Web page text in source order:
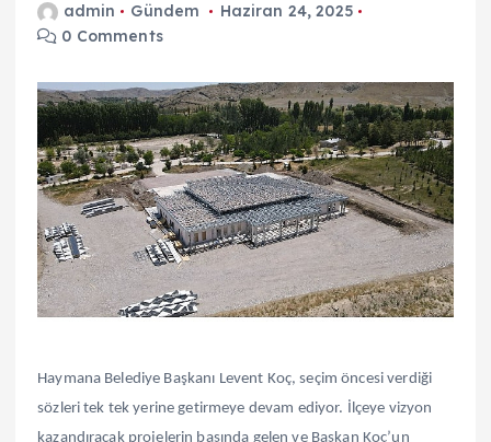
admin Gündem
Haziran 24, 2025
0 Comments
Haymana Belediye Başkanı Levent Koç, seçim öncesi verdiği
sözleri tek tek yerine getirmeye devam ediyor. İlçeye vizyon
kazandıracak projelerin başında gelen ve Başkan Koç’un